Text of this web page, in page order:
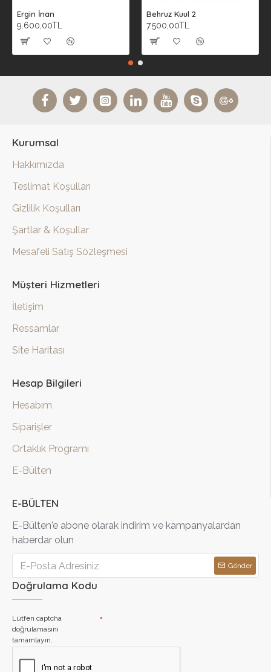
Ergin İnan
9.600,00TL
Behruz Kuul 2
7.500,00TL
Kurumsal
Hakkımızda
Teslimat Koşulları
Gizlilik Koşulları
Şartlar & Koşullar
Mesafeli Satış Sözleşmesi
Müşteri Hizmetleri
İletişim
Ressamlar
Site Haritası
Hesap Bilgileri
Hesabım
Siparişler
Ortaklık Programı
E-Bülten
E-BÜLTEN
E-Bülten'e abone olarak indirim ve kampanyalardan
haberdar olun
Gönder
Doğrulama Kodu
Lütfen captcha
doğrulamasını
tamamlayın.